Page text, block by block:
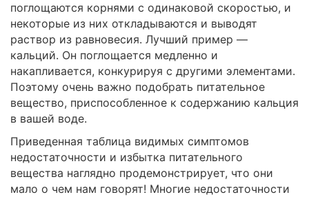
поглощаются корнями с одинаковой скоростью, и
некоторые из них откладываются и выводят
раствор из равновесия. Лучший пример —
кальций. Он поглощается медленно и
накапливается, конкурируя с другими элементами.
Поэтому очень важно подобрать питательное
вещество, приспособленное к содержанию кальция
в вашей воде.
Приведенная таблица видимых симптомов
недостаточности и избытка питательного
вещества наглядно продемонстрирует, что они
мало о чем нам говорят! Многие недостаточности